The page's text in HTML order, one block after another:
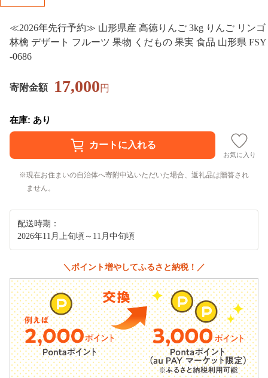
≪2026年先行予約≫ 山形県産 高徳りんご 3kg りんご リンゴ
林檎 デザート フルーツ 果物 くだもの 果実 食品 山形県 FSY
-0686
寄附金額 17,000円
在庫: あり
お気に入り
現在お住まいの自治体へ寄附申込いただいた場合、返礼品は贈答され
ません。
配送時期：
2026年11月上旬頃～11月中旬頃
＼ポイント増やしてふるさと納税！／